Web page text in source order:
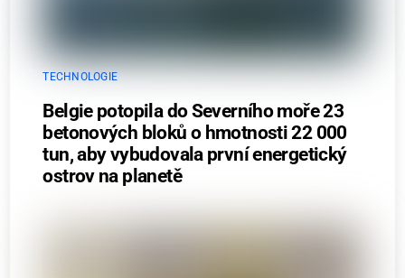
TECHNOLOGIE
Belgie potopila do Severního moře 23
betonových bloků o hmotnosti 22 000
tun, aby vybudovala první energetický
ostrov na planetě